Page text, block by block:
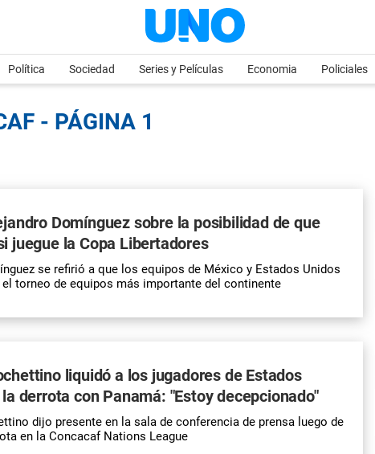
Política Sociedad Series y Películas Economia Policiales
- PÁGINA 1
Domínguez sobre la posibilidad de que
juegue la Copa Libertadores
se refirió a que los equipos de México y Estados Unidos
el torneo de equipos más importante del continente
liquidó a los jugadores de Estados
derrota con Panamá: "Estoy decepcionado"
dijo presente en la sala de conferencia de prensa luego de
en la Concacaf Nations League